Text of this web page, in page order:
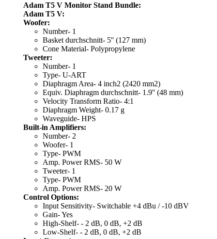
Adam T5 V Monitor Stand Bundle:
Adam T5 V:
Woofer:
Number- 1
Basket durchschnitt- 5'' (127 mm)
Cone Material- Polypropylene
Tweeter:
Number- 1
Type- U-ART
Diaphragm Area- 4 inch2 (2420 mm2)
Equiv. Diaphragm durchschnitt- 1.9'' (48 mm)
Velocity Transform Ratio- 4:1
Diaphragm Weight- 0.17 g
Waveguide- HPS
Built-in Amplifiers:
Number- 2
Woofer- 1
Type- PWM
Amp. Power RMS- 50 W
Tweeter- 1
Type- PWM
Amp. Power RMS- 20 W
Control Options:
Input Sensitivity- Switchable +4 dBu / -10 dBV
Gain- Yes
High-Shelf- - 2 dB, 0 dB, +2 dB
Low-Shelf- - 2 dB, 0 dB, +2 dB